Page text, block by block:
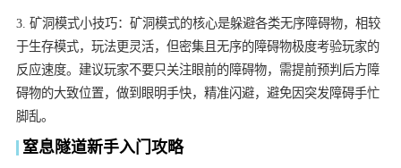
3. 矿洞模式小技巧：矿洞模式的核心是躲避各类无序障碍物，相较
于生存模式，玩法更灵活，但密集且无序的障碍物极度考验玩家的
反应速度。建议玩家不要只关注眼前的障碍物，需提前预判后方障
碍物的大致位置，做到眼明手快，精准闪避，避免因突发障碍手忙
脚乱。
窒息隧道新手入门攻略